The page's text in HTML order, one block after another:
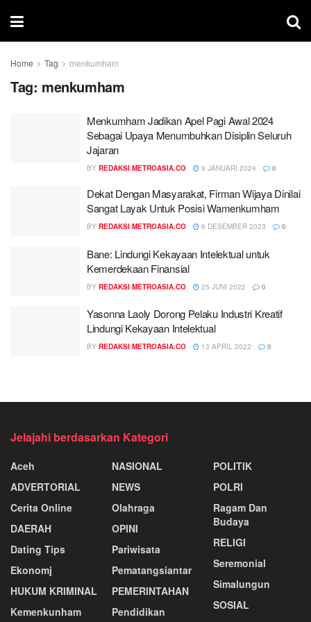
Home Tag menkumham
Tag: menkumham
Menkumham Jadikan Apel Pagi Awal 2024
Sebagai Upaya Menumbuhkan Disiplin Seluruh
Jajaran
BY REDAKSI METROASIA.CO 9 JANUARI 2024 0
Dekat Dengan Masyarakat, Firman Wijaya Dinilai
Sangat Layak Untuk Posisi Wamenkumham
BY REDAKSI METROASIA.CO 6 DESEMBER 2023 0
Bane: Lindungi Kekayaan Intelektual untuk
Kemerdekaan Finansial
BY REDAKSI METROASIA.CO 25 JUNI 2022 0
Yasonna Laoly Dorong Pelaku Industri Kreatif
Lindungi Kekayaan Intelektual
BY REDAKSI METROASIA.CO 13 APRIL 2022 0
Jelajahi berdasarkan Kategori
Aceh
ADVERTORIAL
Cerita Online
DAERAH
Dating Tips
Ekonomj
HUKUM KRIMINAL
Kemenkunham
NASIONAL
NEWS
Olahraga
OPINI
Pariwisata
Pematangsiantar
PEMERINTAHAN
Pendidikan
POLITIK
POLRI
Ragam Dan
Budaya
RELIGI
Seremonial
Simalungun
SOSIAL